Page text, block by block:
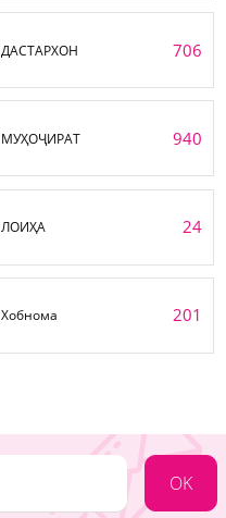
ДАСТАРХОН 706
МУҲОҶИРАТ 940
ЛОИҲА 24
Хобнома 201
OK